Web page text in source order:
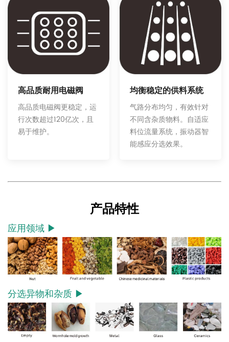
高品质耐用电磁阀
高品质电磁阀更稳定，运
行次数超过120亿次，且
易于维护。
均衡稳定的供料系统
气路分布均匀，有效针对
不同含杂质物料。自适应
料位流量系统，振动器智
能感应分选效果。
产品特性
应用领域 ▶
分选异物和杂质 ▶